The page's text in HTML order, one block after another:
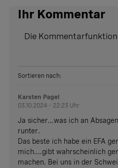
Ihr Kommentar
Die
Sortieren nach:
Karsten Pagel
03.10.2024 - 22:23 Uhr
Ja sicher...was ich an
runter.
Das beste ich habe ein EFA
mich....gibt wahrscheinlich
machen. Bei uns in der